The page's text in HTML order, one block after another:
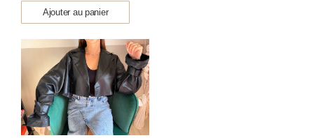
Ajouter au panier